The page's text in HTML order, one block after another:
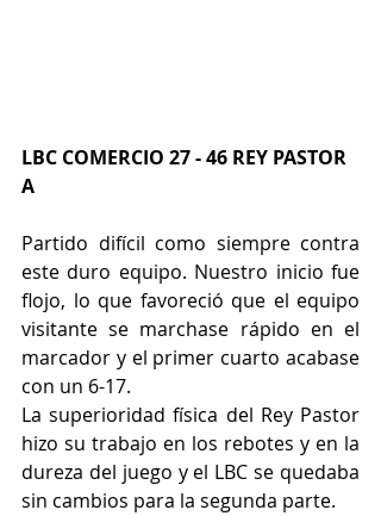
LBC COMERCIO 27 - 46 REY PASTOR
A
Partido difícil como siempre contra
este duro equipo. Nuestro inicio fue
flojo, lo que favoreció que el equipo
visitante se marchase rápido en el
marcador y el primer cuarto acabase
con un 6-17.
La superioridad física del Rey Pastor
hizo su trabajo en los rebotes y en la
dureza del juego y el LBC se quedaba
sin cambios para la segunda parte.